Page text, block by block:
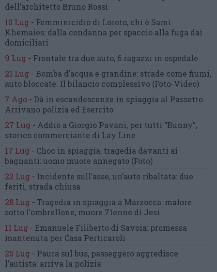
dell’architetto Bruno Rossi
10 Lug - Femminicidio di Loreto, chi è Sami
Khemaies: dalla condanna per spaccio alla fuga dai
domiciliari
9 Lug - Frontale tra due auto, 6 ragazzi in ospedale
21 Lug - Bomba d’acqua e grandine: strade come fiumi,
auto bloccate. Il bilancio complessivo (Foto-Video)
7 Ago - Dà in escandescenze in spiaggia al Passetto.
Arrivano polizia ed Esercito
27 Lug - Addio a Giorgio Pavani, per tutti “Bunny”,
storico commerciante di Lay Line
17 Lug - Choc in spiaggia, tragedia davanti ai
bagnanti:uomo muore annegato (Foto)
22 Lug - Incidente sull’asse, un’auto ribaltata: due
feriti, strada chiusa
28 Lug - Tragedia in spiaggia a Marzocca: malore
sotto l’ombrellone, muore 71enne di Jesi
11 Lug - Emanuele Filiberto di Savoia: promessa
mantenuta per Casa Perticaroli
20 Lug - Paura sul bus, passeggero aggredisce
l’autista: arriva la polizia